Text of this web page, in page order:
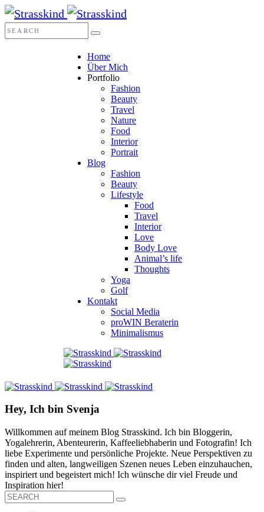
Home
Über Mich
Portfolio
Fashion
Beauty
Travel
Nature
Food
Interior
Portrait
Blog
Fashion
Beauty
Lifestyle
Food
Travel
Interior
Love
Body Love
Animal’s life
Thoughts
Yoga
Golf
Kontakt
Social Media
proWIN Beraterin
Minimalismus
Hey, Ich bin Svenja
Willkommen auf meinem Blog Strasskind. Ich bin Bloggerin,
Yogalehrerin, Abenteurerin, Kaffeeliebhaberin und Fotografin! Ich
liebe Experimente und persönliche Projekte. Neue Perspektiven zu
finden und alten, langweiligen Szenen neues Leben einzuhauchen,
inspiriert und begeistert mich! Ich wünsche dir viel Freude und
Inspiration hier!